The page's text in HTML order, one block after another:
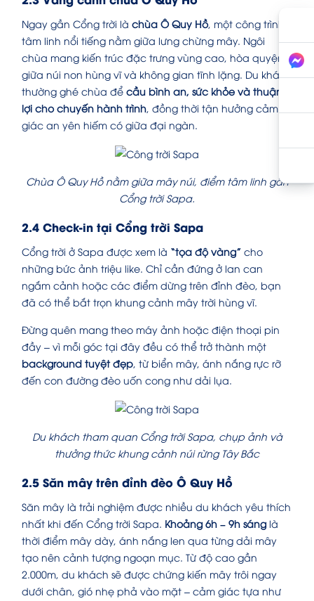
Ngay gần Cổng trời là chùa Ô Quy Hồ, một công trình
tâm linh nổi tiếng nằm giữa lưng chừng mây. Ngôi
chùa mang kiến trúc đặc trưng vùng cao, hòa quyện
giữa núi non hùng vĩ và không gian tĩnh lặng. Du khách
thường ghé chùa để cầu bình an, sức khỏe và thuận
lợi cho chuyến hành trình , đồng thời tận hưởng cảm
giác an yên hiếm có giữa đại ngàn.
Chùa Ô Quy Hồ nằm giữa mây núi, điểm tâm linh gần
Cổng trời Sapa.
2.4 Check-in tại Cổng trời Sapa
Cổng trời ở Sapa được xem là “tọa độ vàng” cho
những bức ảnh triệu like. Chỉ cần đứng ở lan can
ngắm cảnh hoặc các điểm dừng trên đỉnh đèo, bạn
đã có thể bắt trọn khung cảnh mây trời hùng vĩ.
Đừng quên mang theo máy ảnh hoặc điện thoại pin
đầy – vì mỗi góc tại đây đều có thể trở thành một
background tuyệt đẹp, từ biển mây, ánh nắng rực rỡ
đến con đường đèo uốn cong như dải lụa.
Du khách tham quan Cổng trời Sapa, chụp ảnh và
thưởng thức khung cảnh núi rừng Tây Bắc
2.5 Săn mây trên đỉnh đèo Ô Quy Hồ
Săn mây là trải nghiệm được nhiều du khách yêu thích
nhất khi đến Cổng trời Sapa. Khoảng 6h – 9h sáng là
thời điểm mây dày, ánh nắng len qua từng dải mây
tạo nên cảnh tượng ngoạn mục. Từ độ cao gần
2.000m, du khách sẽ được chứng kiến mây trôi ngay
dưới chân, gió nhẹ phả vào mặt – cảm giác tựa như